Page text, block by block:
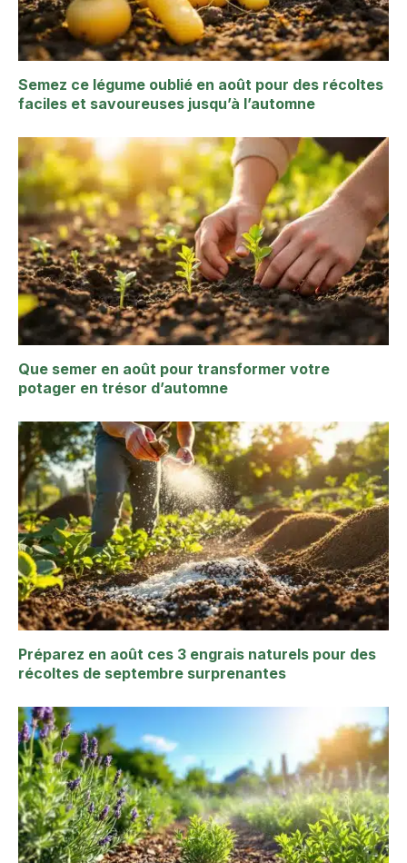
Semez ce légume oublié en août pour des récoltes
faciles et savoureuses jusqu’à l’automne
Que semer en août pour transformer votre
potager en trésor d’automne
Préparez en août ces 3 engrais naturels pour des
récoltes de septembre surprenantes